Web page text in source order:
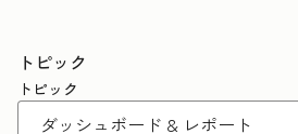
トピック
トピック